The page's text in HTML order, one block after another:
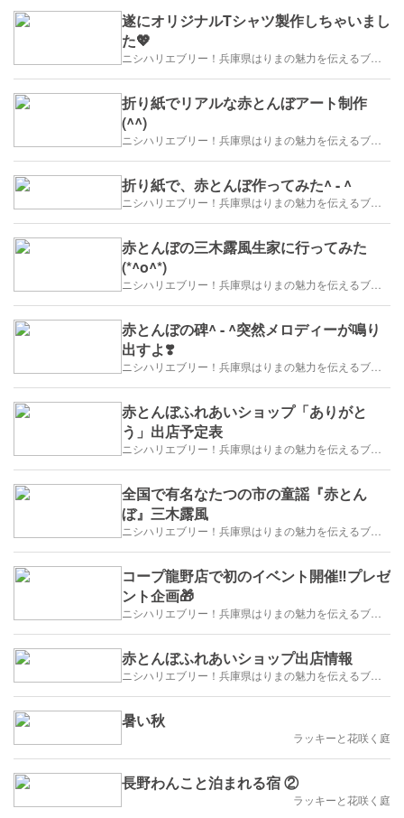
遂にオリジナルTシャツ製作しちゃいまし
た💖
折り紙でリアルな赤とんぼアート制作
(^^)
折り紙で、赤とんぼ作ってみた^ - ^
赤とんぼの三木露風生家に行ってみた
(*^o^*)
赤とんぼの碑^ - ^突然メロディーが鳴り
出すよ❣️
赤とんぼふれあいショップ「ありがと
う」出店予定表
全国で有名なたつの市の童謡『赤とん
ぼ』三木露風
コープ龍野店で初のイベント開催‼️プレゼ
ント企画🎁
赤とんぼふれあいショップ出店情報
暑い秋
ラッキーと花咲く庭
長野わんこと泊まれる宿 ②
ラッキーと花咲く庭